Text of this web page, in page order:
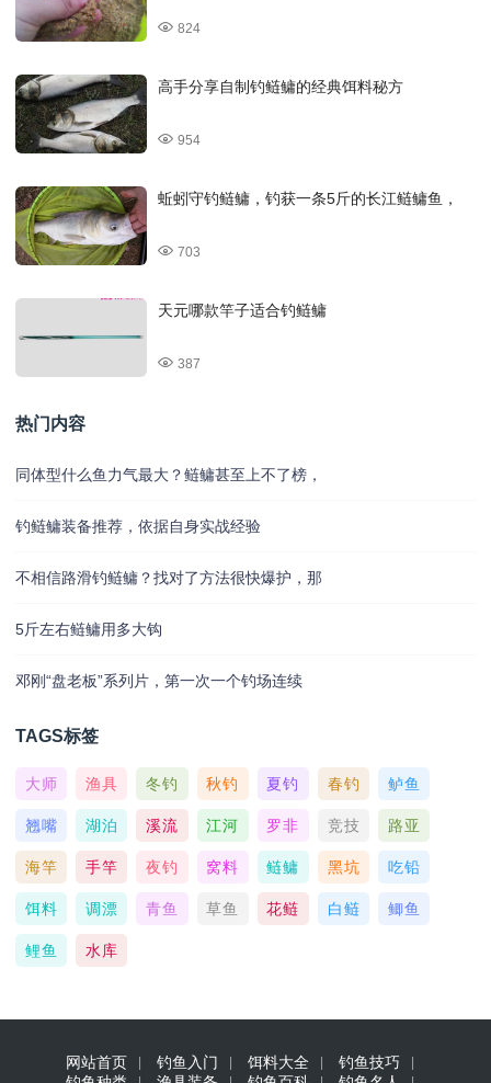
824
高手分享自制钓鲢鳙的经典饵料秘方
954
蚯蚓守钓鲢鳙，钓获一条5斤的长江鲢鳙鱼，
703
天元哪款竿子适合钓鲢鳙
387
热门内容
同体型什么鱼力气最大？鲢鳙甚至上不了榜，
钓鲢鳙装备推荐，依据自身实战经验
不相信路滑钓鲢鳙？找对了方法很快爆护，那
5斤左右鲢鳙用多大钩
邓刚“盘老板”系列片，第一次一个钓场连续
TAGS标签
大师 渔具 冬钓 秋钓 夏钓 春钓 鲈鱼
翘嘴 湖泊 溪流 江河 罗非 竞技 路亚
海竿 手竿 夜钓 窝料 鲢鳙 黑坑 吃铅
饵料 调漂 青鱼 草鱼 花鲢 白鲢 鲫鱼
鲤鱼 水库
网站首页 钓鱼入门 饵料大全
钓鱼技巧